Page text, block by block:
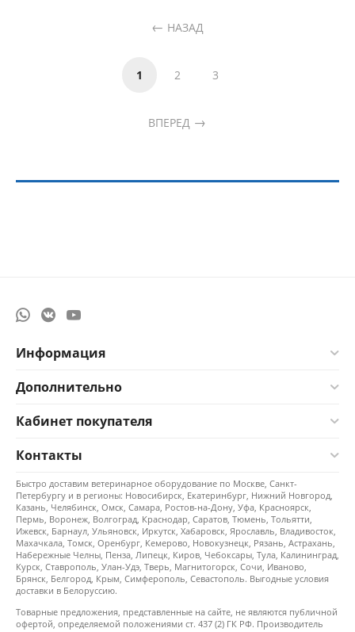
НАЗАД
1 2 3
ВПЕРЕД
Информация
Дополнительно
Кабинет покупателя
Контакты
Быстро доставим ветеринарное оборудование по Москве, Санкт-
Петербургу и в регионы: Новосибирск, Екатеринбург, Нижний Новгород,
Казань, Челябинск, Омск, Самара, Ростов-на-Дону, Уфа, Красноярск,
Пермь, Воронеж, Волгоград, Краснодар, Саратов, Тюмень, Тольятти,
Ижевск, Барнаул, Ульяновск, Иркутск, Хабаровск, Ярославль, Владивосток,
Махачкала, Томск, Оренбург, Кемерово, Новокузнецк, Рязань, Астрахань,
Набережные Челны, Пенза, Липецк, Киров, Чебоксары, Тула, Калининград,
Курск, Ставрополь, Улан-Удэ, Тверь, Магнитогорск, Сочи, Иваново,
Брянск, Белгород, Крым, Симферополь, Севастополь. Выгодные условия
доставки в Белоруссию.
Товарные предложения, представленные на сайте, не являются публичной
офертой, определяемой положениями ст. 437 (2) ГК РФ. Производитель